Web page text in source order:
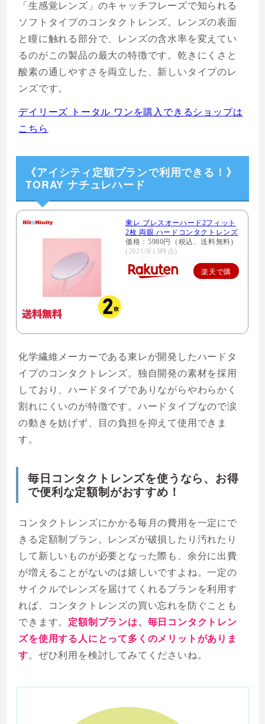
「生感覚レンズ」のキャッチフレーズで知られる
ソフトタイプのコンタクトレンズ。レンズの表面
と瞳に触れる部分で、レンズの含水率を変えてい
るのがこの製品の最大の特徴です。乾きにくさと
酸素の通しやすさを両立した、新しいタイプのレ
ンズです。
デイリーズ トータル ワンを購入できるショップは
こちら
《アイシティ定額プランで利用できる！》
TORAY ナチュレハード
東レ ブレスオーハード2フィット
2枚 両眼 ハードコンタクトレンズ
価格：5980円（税込、送料無料)
(2021/9/13時点)
楽天で購
化学繊維メーカーである東レが開発したハードタ
イプのコンタクトレンズ。独自開発の素材を採用
しており、ハードタイプでありながらやわらかく
割れにくいのが特徴です。ハードタイプなので涙
の動きを妨げず、目の負担を抑えて使用できま
す。
毎日コンタクトレンズを使うなら、お得
で便利な定額制がおすすめ！
コンタクトレンズにかかる毎月の費用を一定にで
きる定額制プラン。レンズが破損したり汚れたり
して新しいものが必要となった際も、余分に出費
が増えることがないのは嬉しいですよね。一定の
サイクルでレンズを届けてくれるプランを利用す
れば、コンタクトレンズの買い忘れを防ぐことも
できます。 定額制プランは、毎日コンタクトレン
ズを使用する人にとって多くのメリットがありま
す。ぜひ利用を検討してみてくださいね。